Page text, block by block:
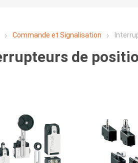
Commande et Signalisation
de